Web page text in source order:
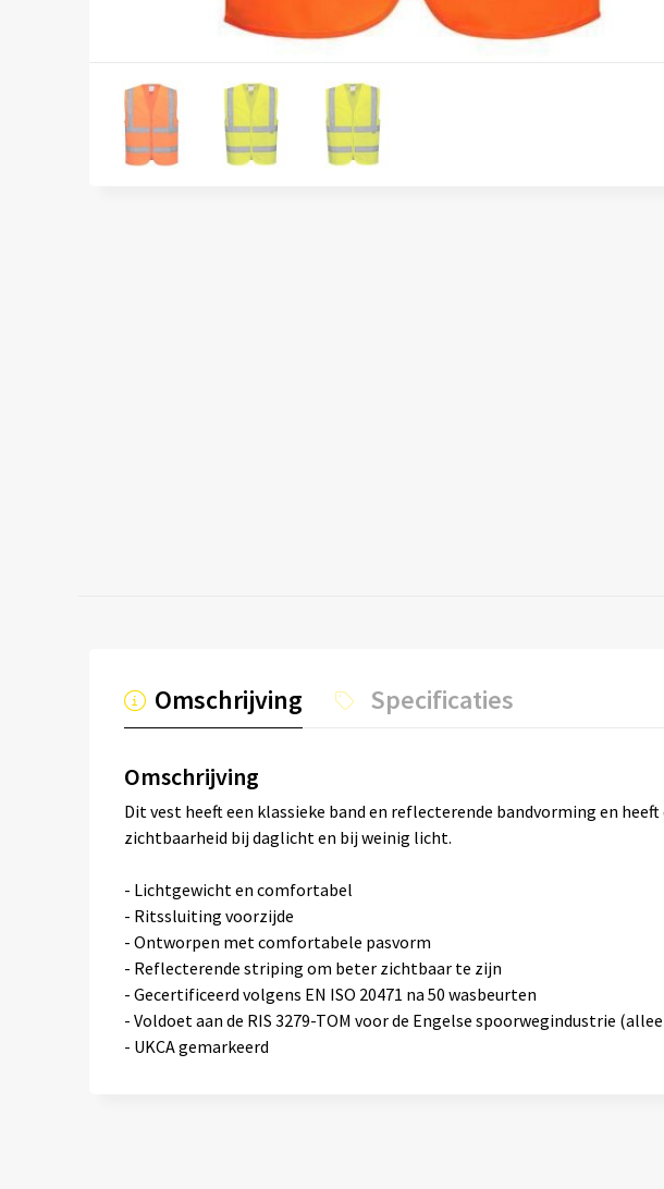
Omschrijving Specificaties
Omschrijving
Dit vest heeft een klassieke band en reflecterende bandvorming en
zichtbaarheid bij daglicht en bij weinig licht.
- Lichtgewicht en comfortabel
- Ritssluiting voorzijde
- Ontworpen met comfortabele pasvorm
- Reflecterende striping om beter zichtbaar te zijn
- Gecertificeerd volgens EN ISO 20471 na 50 wasbeurten
- Voldoet aan de RIS 3279-TOM voor de Engelse spoorwegindustrie
- UKCA gemarkeerd